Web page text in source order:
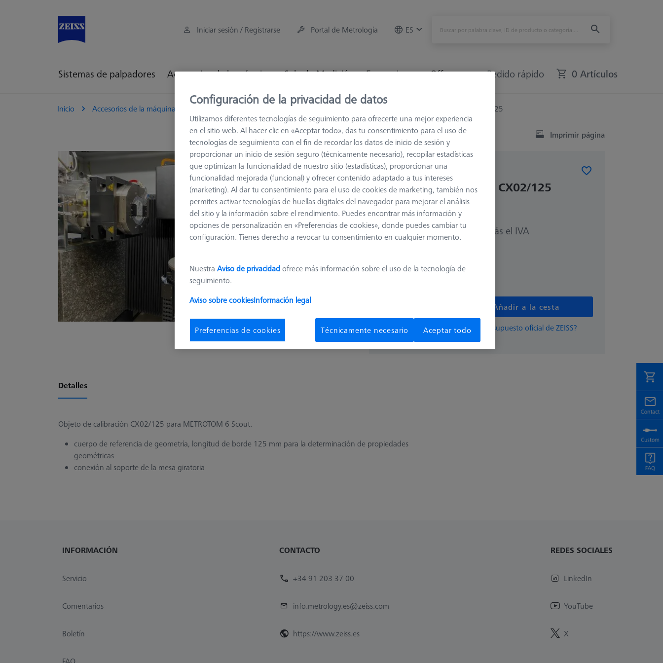
Iniciar sesión / Registrarse Portal de Metrología ES
Sistemas de palpadores Accesorios de la máquina Sala de Medición Formaciones Offers Pedido rápido 0 Artículos
Inicio Accesorios de la máquina Rayos X Referencias y Verificadores Objeto de calibración CX02/125
Imprimir página
REFERENCIAS
Objeto de calibración CX02/125
604005-1642-000
1.418,00 € más el IVA
Hecho a medida
Añadir a la cesta
¿Obtener rápidamente un presupuesto oficial de ZEISS?
Detalles
Objeto de calibración CX02/125 para METROTOM 6 Scout.
cuerpo de referencia de geometría, longitud de borde 125 mm para la determinación de propiedades
geométricas
conexión al soporte de la mesa giratoria
INFORMACIÓN
Servicio
Comentarios
Boletín
CONTACTO
+34 91 203 37 00
info.metrology.es@zeiss.com
https://www.zeiss.es
REDES SOCIALES
LinkedIn
YouTube
X
Configuración de la privacidad de datos
Utilizamos diferentes tecnologías de seguimiento para ofrecerte una mejor experiencia
en el sitio web. Al hacer clic en «Aceptar todo», das tu consentimiento para el uso de
tecnologías de seguimiento con el fin de recordar los datos de inicio de sesión y
proporcionar un inicio de sesión seguro (técnicamente necesario), recopilar estadísticas
que optimizan la funcionalidad de nuestro sitio (estadísticas), proporcionar una
funcionalidad mejorada (funcional) y ofrecer contenido adaptado a tus intereses
(marketing). Al dar tu consentimiento para el uso de cookies de marketing, también nos
permites activar tecnologías de huellas digitales del navegador para mejorar el análisis
del sitio y la información sobre el rendimiento. Puedes encontrar más información y
opciones de personalización en «Preferencias de cookies», donde puedes cambiar tu
configuración. Tienes derecho a revocar tu consentimiento en cualquier momento.
Nuestra Aviso de privacidadofrece más información sobre el uso de la tecnología de
seguimiento.
Aviso sobre cookiesInformación legal
Preferencias de cookies Técnicamente necesario Aceptar todo